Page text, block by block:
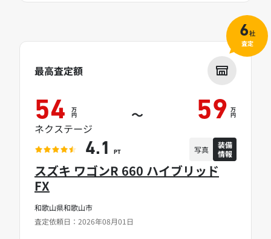
和歌山県和歌山市
査定依頼日：2026年08月01日
スズキ ワゴンR 660 ハイブリッド
FX
最高査定額
54 万
円 ～ 59 万
円
ネクステージ
4.1 PT 写真
装備
情報
6社
査定